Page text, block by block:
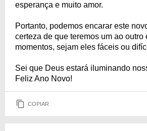
esperança e muito amor.
Portanto, podemos encarar este
certeza de que teremos um ao outro
momentos, sejam eles fáceis ou
Sei que Deus estará iluminando
Feliz Ano Novo!
COPIAR